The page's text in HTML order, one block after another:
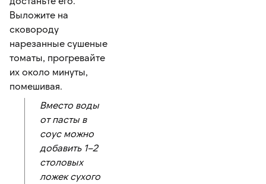
Выложите на
сковороду
нарезанные сушеные
томаты, прогревайте
их около минуты,
помешивая.
Вместо воды
от пасты в
соус можно
добавить 1–2
столовых
ложек сухого